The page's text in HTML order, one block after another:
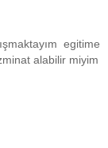
egitime
alabilir miyim